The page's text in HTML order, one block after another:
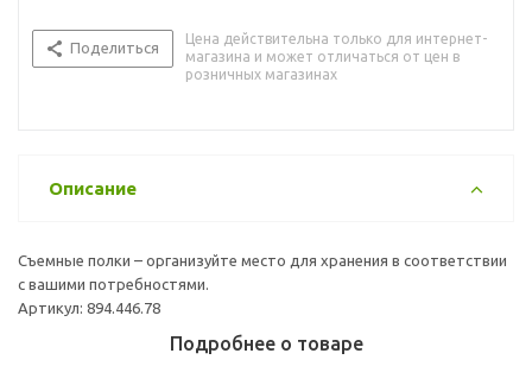
Поделиться
Цена действительна только для интернет-
магазина и может отличаться от цен в
розничных магазинах
Описание
Съемные полки – организуйте место для хранения в соответствии
с вашими потребностями.
Артикул: 894.446.78
Подробнее о товаре